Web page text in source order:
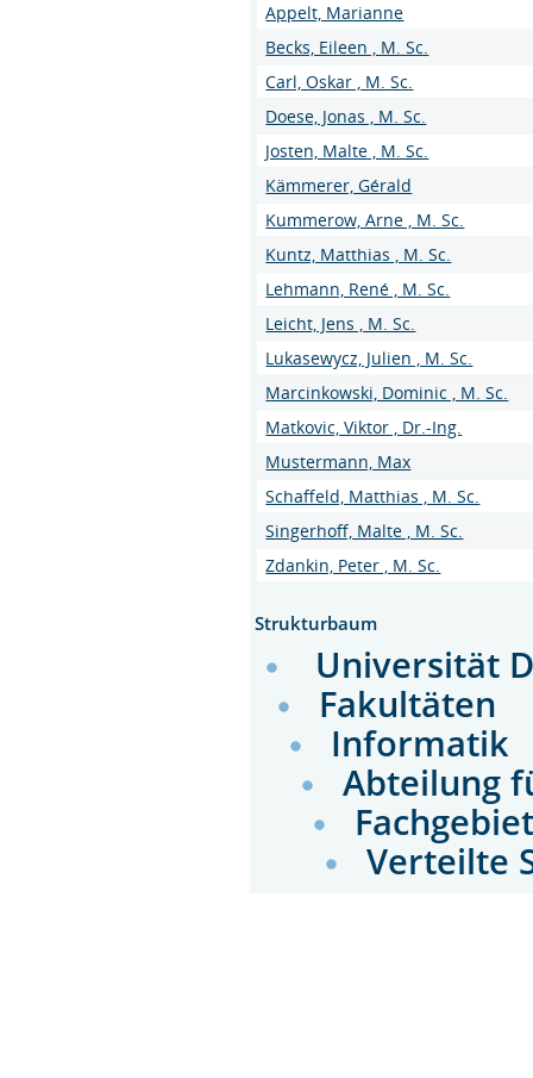
Appelt, Marianne
Becks, Eileen , M. Sc.
Carl, Oskar , M. Sc.
Doese, Jonas , M. Sc.
Josten, Malte , M. Sc.
Kämmerer, Gérald
Kummerow, Arne , M. Sc.
Kuntz, Matthias , M. Sc.
Lehmann, René , M. Sc.
Leicht, Jens , M. Sc.
Lukasewycz, Julien , M. Sc.
Marcinkowski, Dominic , M. Sc.
Matkovic, Viktor , Dr.-Ing.
Mustermann, Max
Schaffeld, Matthias , M. Sc.
Singerhoff, Malte , M. Sc.
Zdankin, Peter , M. Sc.
Strukturbaum
Universität
Fakultäten
Informatik
Abteilung
Verteilte